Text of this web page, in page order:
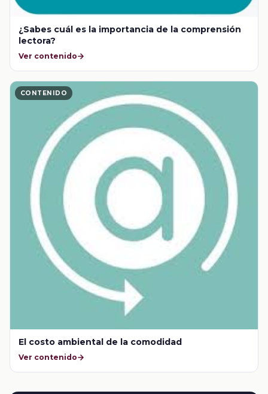
¿Sabes cuál es la importancia de la comprensión
lectora?
Ver contenido
CONTENIDO
El costo ambiental de la comodidad
Ver contenido